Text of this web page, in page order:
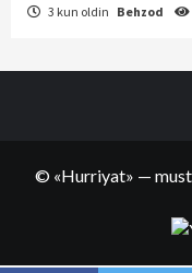
3 kun oldin Behzod
© «Hurriyat» —